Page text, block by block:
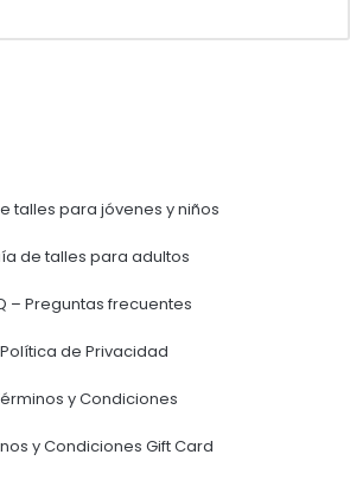
talles para jóvenes y niños
de talles para adultos
– Preguntas frecuentes
Política de Privacidad
y Condiciones
y Condiciones Gift Card